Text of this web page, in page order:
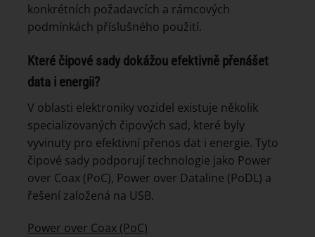
konkrétních požadavcích a rámcových
podmínkách příslušného použití.
Které čipové sady dokážou efektivně přenášet
data i energii?
V oblasti elektroniky vozidel existuje několik
specializovaných čipových sad, které byly
vyvinuty pro efektivní přenos dat i energie. Tyto
čipové sady podporují technologie jako Power
over Coax (PoC), Power over Dataline (PoDL) a
řešení založená na USB.
Power over Coax (PoC)